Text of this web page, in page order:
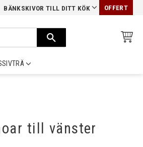
BÄNKSKIVOR TILL DITT KÖK OFFERT
till vänster